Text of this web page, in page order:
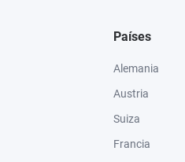
Países
Alemania
Austria
Suiza
Francia